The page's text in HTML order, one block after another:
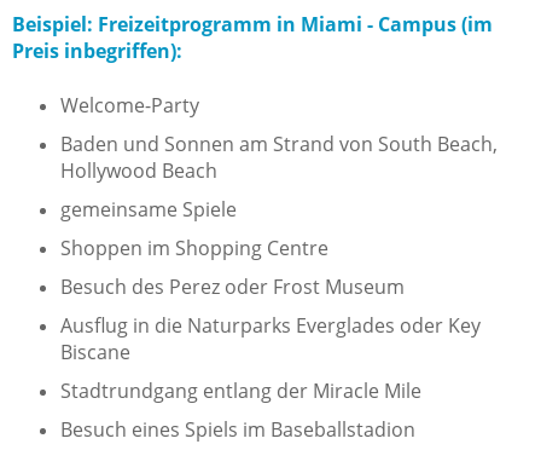
Beispiel: Freizeitprogramm in Miami - Campus (im
Preis inbegriffen):
Welcome-Party
Baden und Sonnen am Strand von South Beach,
Hollywood Beach
gemeinsame Spiele
Shoppen im Shopping Centre
Besuch des Perez oder Frost Museum
Ausflug in die Naturparks Everglades oder Key
Biscane
Stadtrundgang entlang der Miracle Mile
Besuch eines Spiels im Baseballstadion